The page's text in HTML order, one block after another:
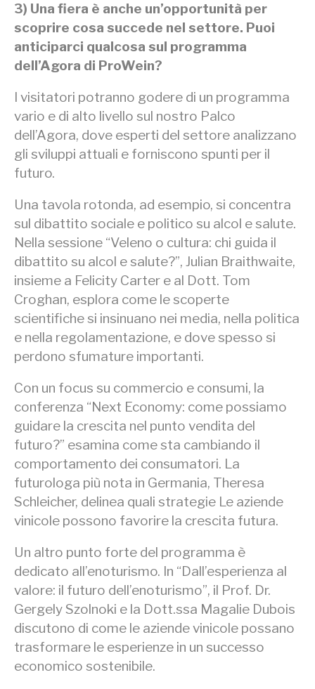
3) Una fiera è anche un’opportunità per
scoprire cosa succede nel settore. Puoi
anticiparci qualcosa sul programma
dell’Agora di ProWein?
I visitatori potranno godere di un programma
vario e di alto livello sul nostro Palco
dell’Agora, dove esperti del settore analizzano
gli sviluppi attuali e forniscono spunti per il
futuro.
Una tavola rotonda, ad esempio, si concentra
sul dibattito sociale e politico su alcol e salute.
Nella sessione “Veleno o cultura: chi guida il
dibattito su alcol e salute?”, Julian Braithwaite,
insieme a Felicity Carter e al Dott. Tom
Croghan, esplora come le scoperte
scientifiche si insinuano nei media, nella politica
e nella regolamentazione, e dove spesso si
perdono sfumature importanti.
Con un focus su commercio e consumi, la
conferenza “Next Economy: come possiamo
guidare la crescita nel punto vendita del
futuro?” esamina come sta cambiando il
comportamento dei consumatori. La
futurologa più nota in Germania, Theresa
Schleicher, delinea quali strategie Le aziende
vinicole possono favorire la crescita futura.
Un altro punto forte del programma è
dedicato all’enoturismo. In “Dall’esperienza al
valore: il futuro dell’enoturismo”, il Prof. Dr.
Gergely Szolnoki e la Dott.ssa Magalie Dubois
discutono di come le aziende vinicole possano
trasformare le esperienze in un successo
economico sostenibile.